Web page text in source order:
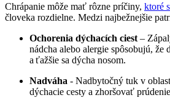
Chrápanie môže mať rôzne príčiny, ktoré
človeka rozdielne. Medzi najbežnejšie
Ochorenia dýchacích ciest –
nádcha alebo alergie spôsobujú, že
a ťažšie ​sa dýcha nosom.
Nadváha -‍ Nadbytočný tuk v
dýchacie cesty a zhoršovať⁢